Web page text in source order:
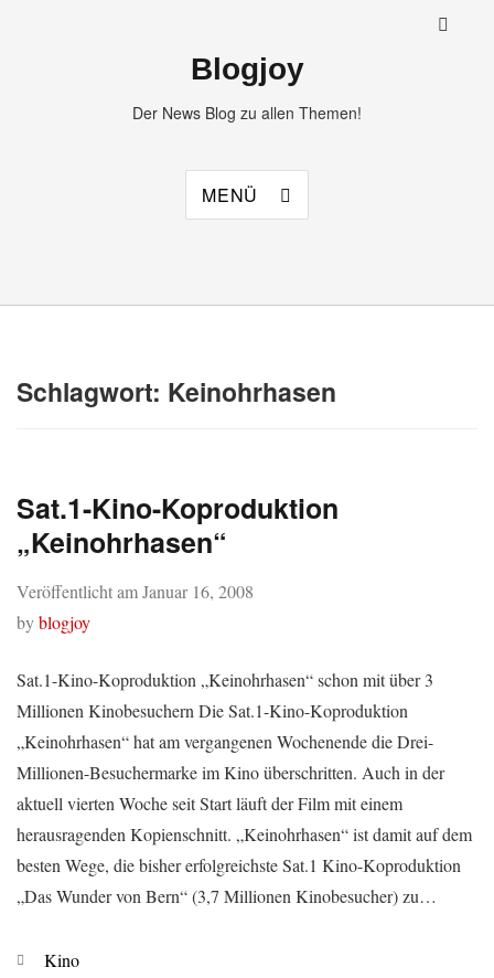
Blogjoy
Der News Blog zu allen Themen!
MENÜ
Schlagwort: Keinohrhasen
Sat.1-Kino-Koproduktion
„Keinohrhasen“
Veröffentlicht amJanuar 16, 2008
byblogjoy
Sat.1-Kino-Koproduktion „Keinohrhasen“ schon mit über 3
Millionen Kinobesuchern Die Sat.1-Kino-Koproduktion
„Keinohrhasen“ hat am vergangenen Wochenende die Drei-
Millionen-Besuchermarke im Kino überschritten. Auch in der
aktuell vierten Woche seit Start läuft der Film mit einem
herausragenden Kopienschnitt. „Keinohrhasen“ ist damit auf dem
besten Wege, die bisher erfolgreichste Sat.1 Kino-Koproduktion
„Das Wunder von Bern“ (3,7 Millionen Kinobesucher) zu…
Kategorien
Kino